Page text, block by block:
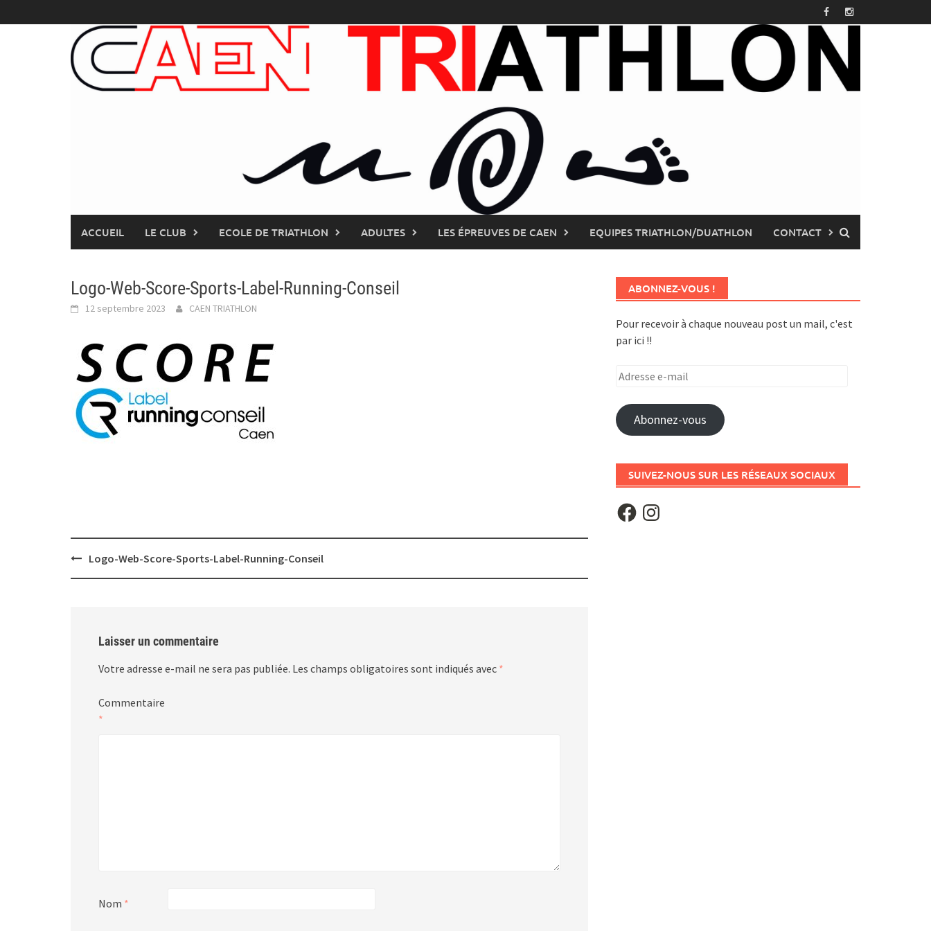
to
ACCUEIL LE CLUB ECOLE DE TRIATHLON ADULTES LES ÉPREUVES DE CAEN EQUIPES TRIATHLON/DUATHLON CONTACT
Logo-Web-Score-Sports-Label-Running-Conseil
12 septembre 2023 CAEN TRIATHLON
PostLogo-Web-Score-Sports-Label-Running-Conseil
Laisser un commentaire
Votre adresse e-mail ne sera pas publiée. Les champs obligatoires sont indiqués avec *
Commentaire
*
Nom *
ABONNEZ-VOUS !
Pour recevoir à chaque nouveau post un mail, c'est
par ici !!
Adresse
mail
Abonnez-vous
SUIVEZ-NOUS SUR LES RÉSEAUX SOCIAUX
FacebookInstagram